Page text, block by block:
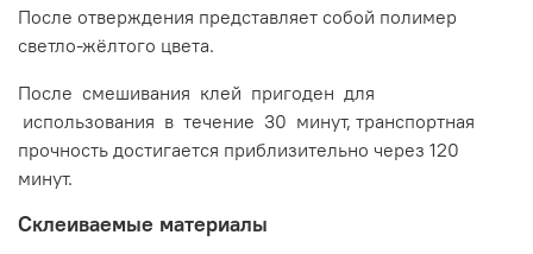
После отверждения представляет собой полимер
светло-жёлтого цвета.
После смешивания клей пригоден для
использования в течение 30 минут, транспортная
прочность достигается приблизительно через 120
минут.
Склеиваемые материалы